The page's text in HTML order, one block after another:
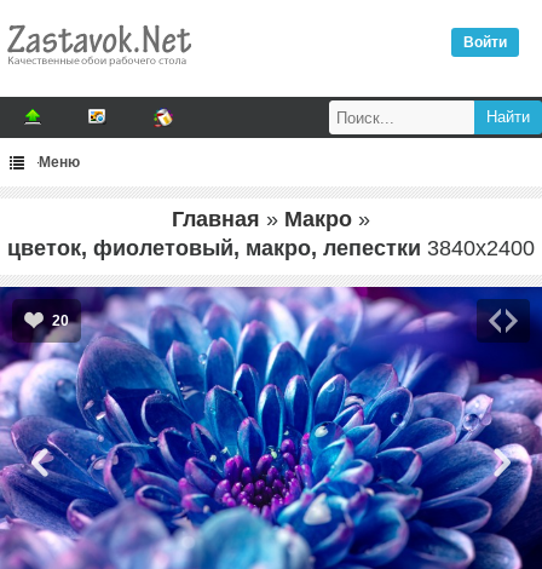
Войти
Меню
Главная » Макро »
цветок, фиолетовый, макро, лепестки 3840x2400
20